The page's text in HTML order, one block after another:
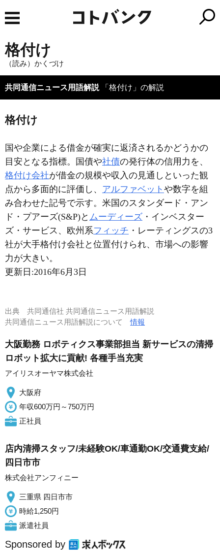
格付け
（読み）かくづけ
共同通信ニュース用語解説「格付け」の解説
格付け
国や企業による借金が確実に返済されるかどうかの
目安となる指標。国債や社債の発行体の信用力を、
格付け会社が借金の規模や収入の見通しといった観
点から多面的に評価し、 アルファベット や数字を組
み合わせた記号で示す。米国のスタンダード・アン
ド・プアーズ(S&P)と ムーディーズ ・インベスター
ズ・サービス、欧州系フィッチ ・レーティングスの3
社が大手格付け会社と位置付けられ、市場への影響
力が大きい。
更新日:2016年6月3日
出典 共同通信社 共同通信ニュース用語解説
共同通信ニュース用語解説について情報
大阪勤務 ロボティクス事業部担当 新サービスの清掃
ロボット拡大に貢献! 各種手当充実
アイリスオーヤマ株式会社
大阪府
年収600万円～750万円
正社員
店内清掃スタッフ/未経験OK/車通勤OK/交通費支給/
四日市市
株式会社アンフィニー
三重県 四日市市
時給1,250円
派遣社員
Sponsored by